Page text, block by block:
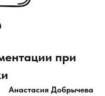
при
Анастасия Добрычева